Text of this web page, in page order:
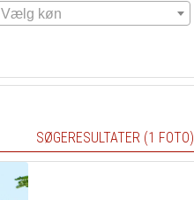
Vælg køn
SØGERESULTATER (1 FOTO)